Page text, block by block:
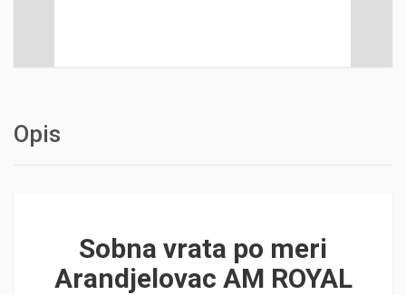
Opis
Sobna vrata po meri
Arandjelovac AM ROYAL